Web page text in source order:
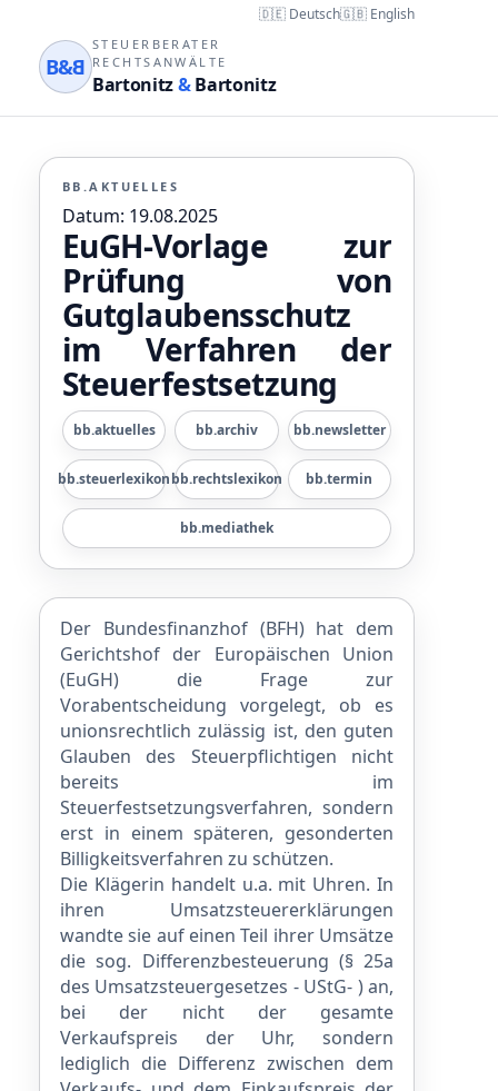
🇩🇪 Deutsch🇬🇧 English
B&B
STEUERBERATER
RECHTSANWÄLTE
Bartonitz&Bartonitz
BB.AKTUELLES
Datum: 19.08.2025
EuGH-Vorlage zur
Prüfung von
Gutglaubensschutz
im Verfahren der
Steuerfestsetzung
bb.aktuelles bb.archiv bb.newsletter
bb.steuerlexikonbb.rechtslexikon bb.termin
bb.mediathek
Der Bundesfinanzhof (BFH) hat dem
Gerichtshof der Europäischen Union
(EuGH) die Frage zur
Vorabentscheidung vorgelegt, ob es
unionsrechtlich zulässig ist, den guten
Glauben des Steuerpflichtigen nicht
bereits im
Steuerfestsetzungsverfahren, sondern
erst in einem späteren, gesonderten
Billigkeitsverfahren zu schützen.
Die Klägerin handelt u.a. mit Uhren. In
ihren Umsatzsteuererklärungen
wandte sie auf einen Teil ihrer Umsätze
die sog. Differenzbesteuerung (§ 25a
des Umsatzsteuergesetzes - UStG- ) an,
bei der nicht der gesamte
Verkaufspreis der Uhr, sondern
lediglich die Differenz zwischen dem